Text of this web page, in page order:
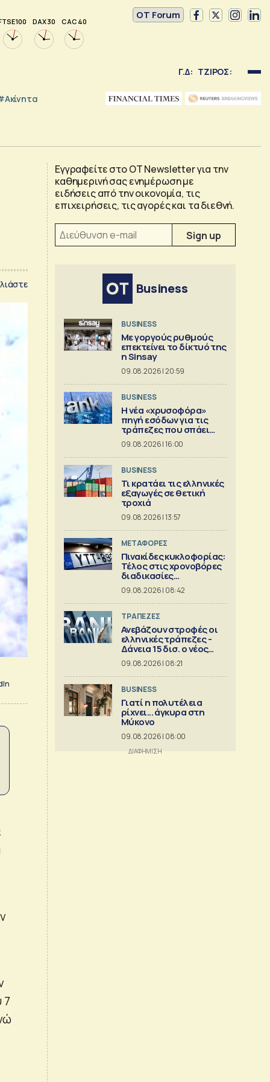
100 DAX 30 CAC 40
OT Forum
Γ.Δ: ΤΖΙΡΟΣ:
7
Εγγραφείτε στο OT Newsletter για την
καθημερινή σας ενημέρωση με
ειδήσεις από την οικονομία, τις
επιχειρήσεις, τις αγορές και τα διεθνή.
Business
BUSINESS
Με γοργούς ρυθμούς
επεκτείνει το δίκτυό της
η Sinsay
09.08.2026 | 20:59
BUSINESS
Η νέα «χρυσοφόρα»
πηγή εσόδων για τις
τράπεζες που σπάει
ρεκόρ
09.08.2026 | 16:00
BUSINESS
Τι κρατάει τις ελληνικές
εξαγωγές σε θετική
τροχιά
09.08.2026 | 13:57
ΜΕΤΑΦΟΡΕΣ
Πινακίδες κυκλοφορίας:
Τέλος στις χρονοβόρες
διαδικασίες
κατασκευής
09.08.2026 | 08:42
ΤΡΑΠΕΖΕΣ
Ανεβάζουν στροφές οι
ελληνικές τράπεζες -
Δάνεια 15 δισ. ο νέος
στόχος
09.08.2026 | 08:21
BUSINESS
Γιατί η πολυτέλεια
ρίχνει... άγκυρα στη
Μύκονο
09.08.2026 | 08:00